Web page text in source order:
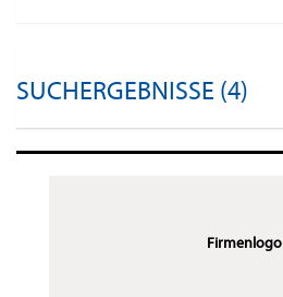
SUCHERGEBNISSE (4)
Firmenlogo